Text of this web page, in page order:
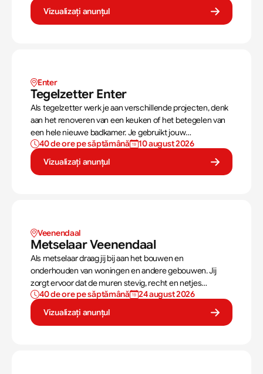
van traptreden tot het verven van kozijnen.
Vizualizați anunțul
Enter
Tegelzetter Enter
Als tegelzetter werk je aan verschillende projecten, denk
aan het renoveren van een keuken of het betegelen van
een hele nieuwe badkamer. Je gebruikt jouw
vaardigheden om tegels perfect te plaatsen. Als
tegelzetter ben je voortdurend bezig met diverse taken.
40 de ore pe săptămână
10 august 2026
Vizualizați anunțul
Veenendaal
Metselaar Veenendaal
Als metselaar draag jij bij aan het bouwen en
onderhouden van woningen en andere gebouwen. Jij
zorgt ervoor dat de muren stevig, recht en netjes
opgebouwd worden. Aan de hand van een bouwtekening
weet jij precies hoe een muur gebouwd moet worden. Als
metselaar kan je alleen werken of in een team je steentje
40 de ore pe săptămână
24 august 2026
Vizualizați anunțul